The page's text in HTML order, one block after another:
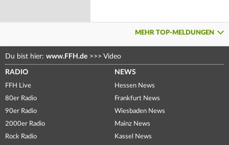
MEHR TOP-MELDUNGEN
Du bist hier: www.FFH.de >>> Video
RADIO
FFH Live
80er Radio
90er Radio
2000er Radio
Rock Radio
NEWS
Hessen News
Frankfurt News
Wiesbaden News
Mainz News
Kassel News